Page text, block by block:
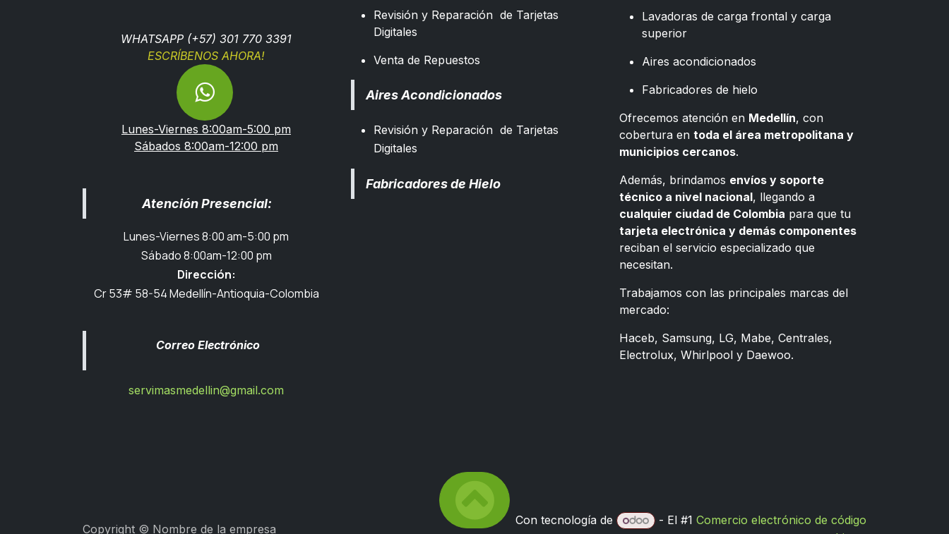
WHATSAPP (+57) 301 770 3391
ESCRÍBENOS AHORA!
Lunes-Viernes 8:00am-5:00 pm
Sábados 8:00am-12:00 pm
Atención Presencial:
Lunes-Viernes 8:00 am-5:00 pm
Sábado 8:00am-12:00 pm
Dirección:
Cr 53# 58-54 Medellín-Antioquia-Colombia
Correo Electrónico
servimasmedellin@gmail.com
Revisión y Reparación de Tarjetas
Digitales
Venta de Repuestos
Aires Acondicionados
Revisión y Reparación de Tarjetas
Digitales
Fabricadores de Hielo
Lavadoras de carga frontal y carga
superior
Aires acondicionados
Fabricadores de hielo
Ofrecemos atención en Medellín, con
cobertura en toda el área metropolitana y
municipios cercanos.
Además, brindamos envíos y soporte
técnico a nivel nacional, llegando a
cualquier ciudad de Colombia para que tu
tarjeta electrónica y demás componentes
reciban el servicio especializado que
necesitan.
Trabajamos con las principales marcas del
mercado:
Haceb, Samsung, LG, Mabe, Centrales,
Electrolux, Whirlpool y Daewoo.
Copyright © Nombre de la empresa
Con tecnología de - El #1 Comercio electrónico de código